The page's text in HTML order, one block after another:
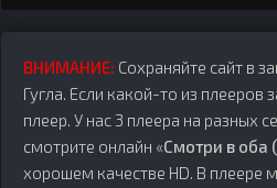
ВНИМАНИЕ: Сохраняйте сайт в
Гугла. Если какой-то из
плеер. У нас 3 плеера на разных
смотрите онлайн «Смотри в оба
хорошем качестве HD. В плеере